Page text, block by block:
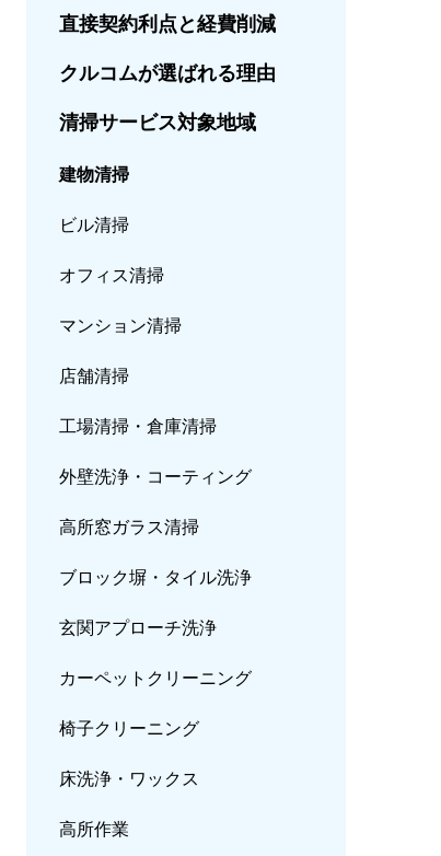
直接契約利点と経費削減
クルコムが選ばれる理由
清掃サービス対象地域
建物清掃
ビル清掃
オフィス清掃
マンション清掃
店舗清掃
工場清掃・倉庫清掃
外壁洗浄・コーティング
高所窓ガラス清掃
ブロック塀・タイル洗浄
玄関アプローチ洗浄
カーペットクリーニング
椅子クリーニング
床洗浄・ワックス
高所作業